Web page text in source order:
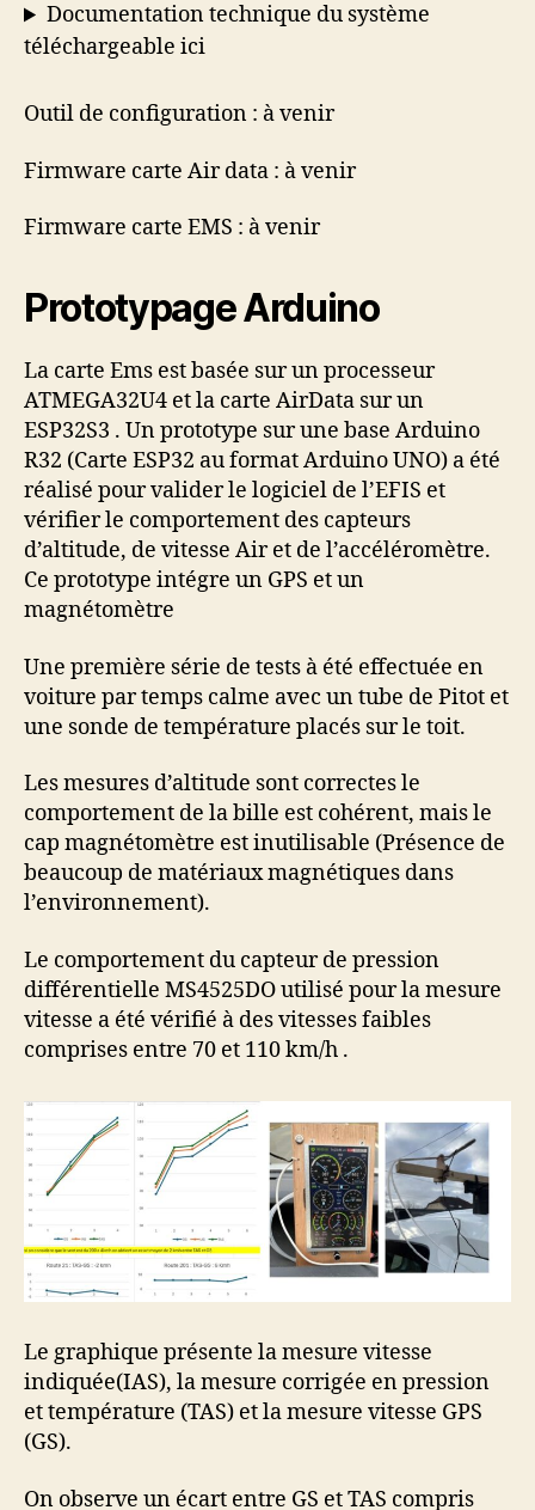
Documentation technique du système
téléchargeable ici
Outil de configuration : à venir
Firmware carte Air data : à venir
Firmware carte EMS : à venir
Prototypage Arduino
La carte Ems est basée sur un processeur
ATMEGA32U4 et la carte AirData sur un
ESP32S3 . Un prototype sur une base Arduino
R32 (Carte ESP32 au format Arduino UNO) a été
réalisé pour valider le logiciel de l’EFIS et
vérifier le comportement des capteurs
d’altitude, de vitesse Air et de l’accéléromètre.
Ce prototype intégre un GPS et un
magnétomètre
Une première série de tests à été effectuée en
voiture par temps calme avec un tube de Pitot et
une sonde de température placés sur le toit.
Les mesures d’altitude sont correctes le
comportement de la bille est cohérent, mais le
cap magnétomètre est inutilisable (Présence de
beaucoup de matériaux magnétiques dans
l’environnement).
Le comportement du capteur de pression
différentielle MS4525DO utilisé pour la mesure
vitesse a été vérifié à des vitesses faibles
comprises entre 70 et 110 km/h .
Le graphique présente la mesure vitesse
indiquée(IAS), la mesure corrigée en pression
et température (TAS) et la mesure vitesse GPS
(GS).
On observe un écart entre GS et TAS compris